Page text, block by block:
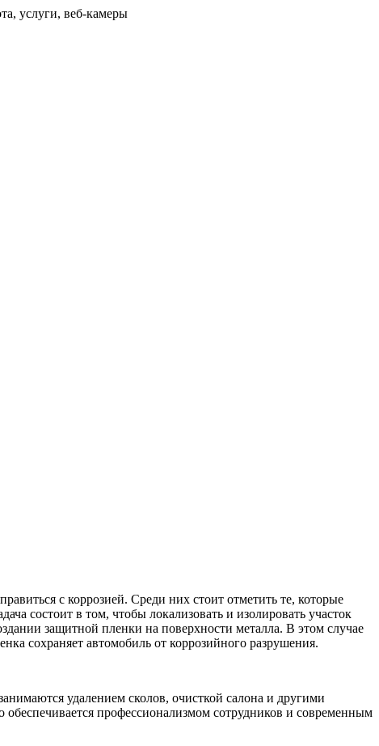
с коррозией. Среди них стоит отметить те, которые
состоит в том, чтобы локализовать и изолировать участок
защитной пленки на поверхности металла. В этом случае
сохраняет автомобиль от коррозийного разрушения.
удалением сколов, очисткой салона и другими
профессионализмом сотрудников и современным